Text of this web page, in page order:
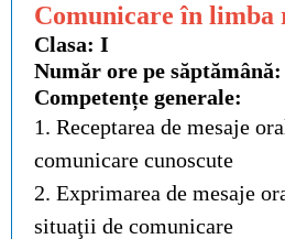
Comunicare în limba
Clasa: I
Număr ore pe săptămână:
Competențe generale:
1. Receptarea de mesaje
comunicare cunoscute
2. Exprimarea de mesaje
situaţii de comunicare